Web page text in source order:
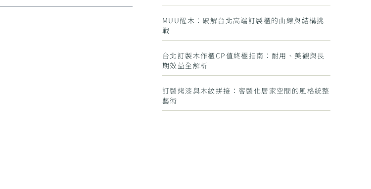
MUU醒木：破解台北高端訂製櫃的曲線與結構挑
戰
台北訂製木作櫃CP值終極指南：耐用、美觀與長
期效益全解析
訂製烤漆與木紋拼接：客製化居家空間的風格統整
藝術